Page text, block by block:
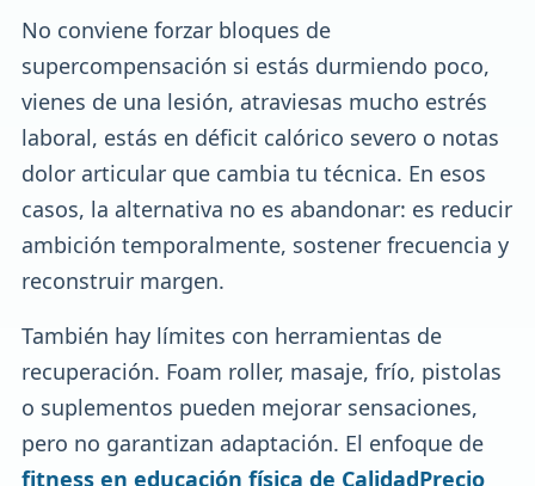
No conviene forzar bloques de
supercompensación si estás durmiendo poco,
vienes de una lesión, atraviesas mucho estrés
laboral, estás en déficit calórico severo o notas
dolor articular que cambia tu técnica. En esos
casos, la alternativa no es abandonar: es reducir
ambición temporalmente, sostener frecuencia y
reconstruir margen.
También hay límites con herramientas de
recuperación. Foam roller, masaje, frío, pistolas
o suplementos pueden mejorar sensaciones,
pero no garantizan adaptación. El enfoque de
fitness en educación física de CalidadPrecio